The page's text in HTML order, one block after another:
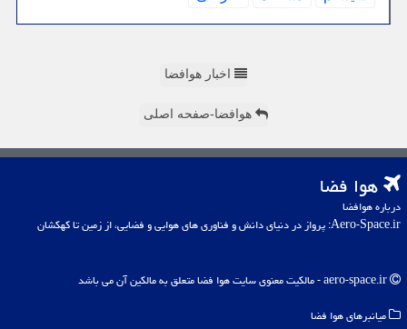
اخبار هوافضا
هوافضا-صفحه اصلی
هوا فضا
درباره هوافضا
Aero-Space.ir: پرواز در دنیای دانش و فناوری های هوایی و فضایی، از زمین تا کهکشان
میانبرهای هوا فضا